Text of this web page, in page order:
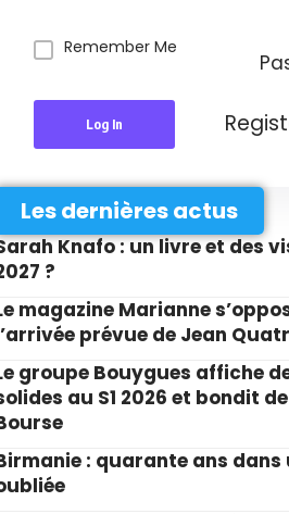
Remember Me
Log In
Les dernières actus
Knafo : un livre et des
?
magazine Marianne
prévue de Jean
groupe Bouygues affiche
au S1 2026 et bondit de
: quarante ans dans